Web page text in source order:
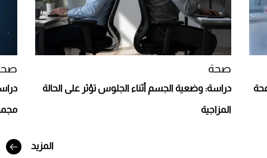
أفضل تدريج للشعر الطويل لإطلالة جريئة وعصرية
صحة
دراسة: وضعية الجسم أثناء الجلوس تؤثر على الحالة
المزاجية
المزيد